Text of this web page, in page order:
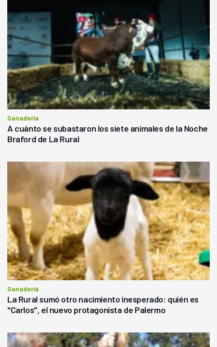
Ganadería
A cuánto se subastaron los siete animales de la Noche
Braford de La Rural
Ganadería
La Rural sumó otro nacimiento inesperado: quién es
"Carlos", el nuevo protagonista de Palermo